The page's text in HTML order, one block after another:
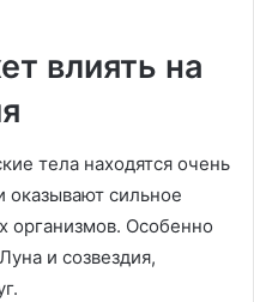
влиять на
тела находятся очень
оказывают сильное
организмов. Особенно
и созвездия,